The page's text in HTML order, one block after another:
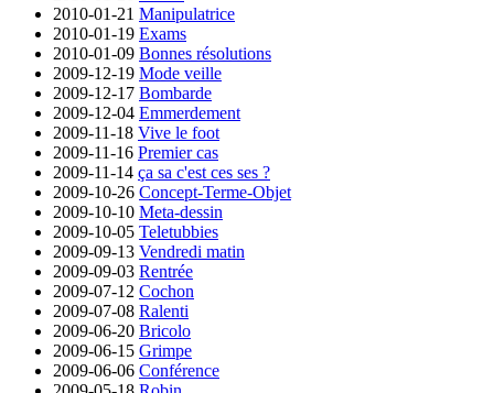
2010-01-21 Manipulatrice
2010-01-19 Exams
2010-01-09 Bonnes résolutions
2009-12-19 Mode veille
2009-12-17 Bombarde
2009-12-04 Emmerdement
2009-11-18 Vive le foot
2009-11-16 Premier cas
2009-11-14 ça sa c'est ces ses ?
2009-10-26 Concept-Terme-Objet
2009-10-10 Meta-dessin
2009-10-05 Teletubbies
2009-09-13 Vendredi matin
2009-09-03 Rentrée
2009-07-12 Cochon
2009-07-08 Ralenti
2009-06-20 Bricolo
2009-06-15 Grimpe
2009-06-06 Conférence